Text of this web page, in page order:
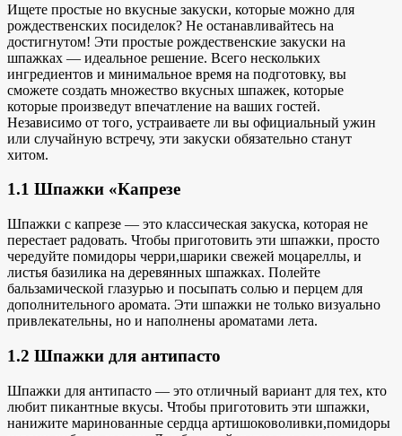
Ищете простые но вкусные закуски, которые можно для
рождественских посиделок? Не останавливайтесь на
достигнутом! Эти простые рождественские закуски на
шпажках — идеальное решение. Всего нескольких
ингредиентов и минимальное время на подготовку, вы
сможете создать множество вкусных шпажек, которые
которые произведут впечатление на ваших гостей.
Независимо от того, устраиваете ли вы официальный ужин
или случайную встречу, эти закуски обязательно станут
хитом.
1.1 Шпажки «Капрезе
Шпажки с капрезе — это классическая закуска, которая не
перестает радовать. Чтобы приготовить эти шпажки, просто
чередуйте помидоры черри,шарики свежей моцареллы, и
листья базилика на деревянных шпажках. Полейте
бальзамической глазурью и посыпать солью и перцем для
дополнительного аромата. Эти шпажки не только визуально
привлекательны, но и наполнены ароматами лета.
1.2 Шпажки для антипасто
Шпажки для антипасто — это отличный вариант для тех, кто
любит пикантные вкусы. Чтобы приготовить эти шпажки,
нанижите маринованные сердца артишоковоливки,помидоры